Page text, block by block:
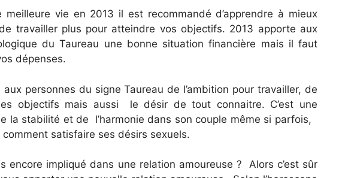
meilleure vie en 2013 il est recommandé d’apprendre à mieux
travailler plus pour atteindre vos objectifs. 2013 apporte aux
du Taureau une bonne situation financière mais il faut
dépenses.
aux personnes du signe Taureau de l’ambition pour travailler, de
objectifs mais aussi le désir de tout connaitre. C’est une
la stabilité et de l’harmonie dans son couple même si parfois,
satisfaire ses désirs sexuels.
encore impliqué dans une relation amoureuse ? Alors c’est sûr